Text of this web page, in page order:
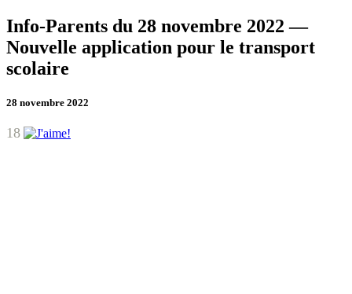
Info-Parents du 28 novembre 2022 —
Nouvelle application pour le transport
scolaire
28 novembre 2022
18